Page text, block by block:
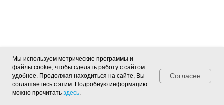
Мы используем метрические программы и
файлы cookie, чтобы сделать работу с сайтом
удобнее. Продолжая находиться на сайте, Вы
соглашаетесь с этим. Подробную информацию
можно прочитать здесь.
Согласен